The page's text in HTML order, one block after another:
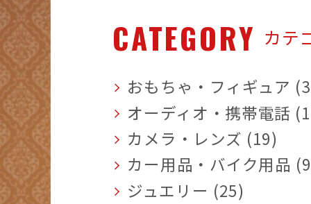
CATEGORY カテ
おもちゃ・フィギュア
オーディオ・携帯電話
カメラ・レンズ (19)
カー用品・バイク用品
ジュエリー (25)